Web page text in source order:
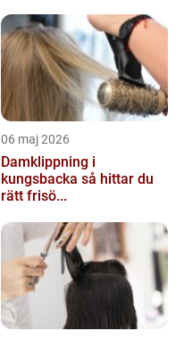
06 maj 2026
Damklippning i
kungsbacka så hittar du
rätt frisö...